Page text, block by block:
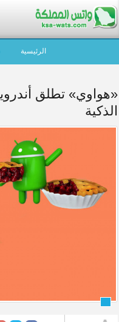
الرئيسية
الذكية